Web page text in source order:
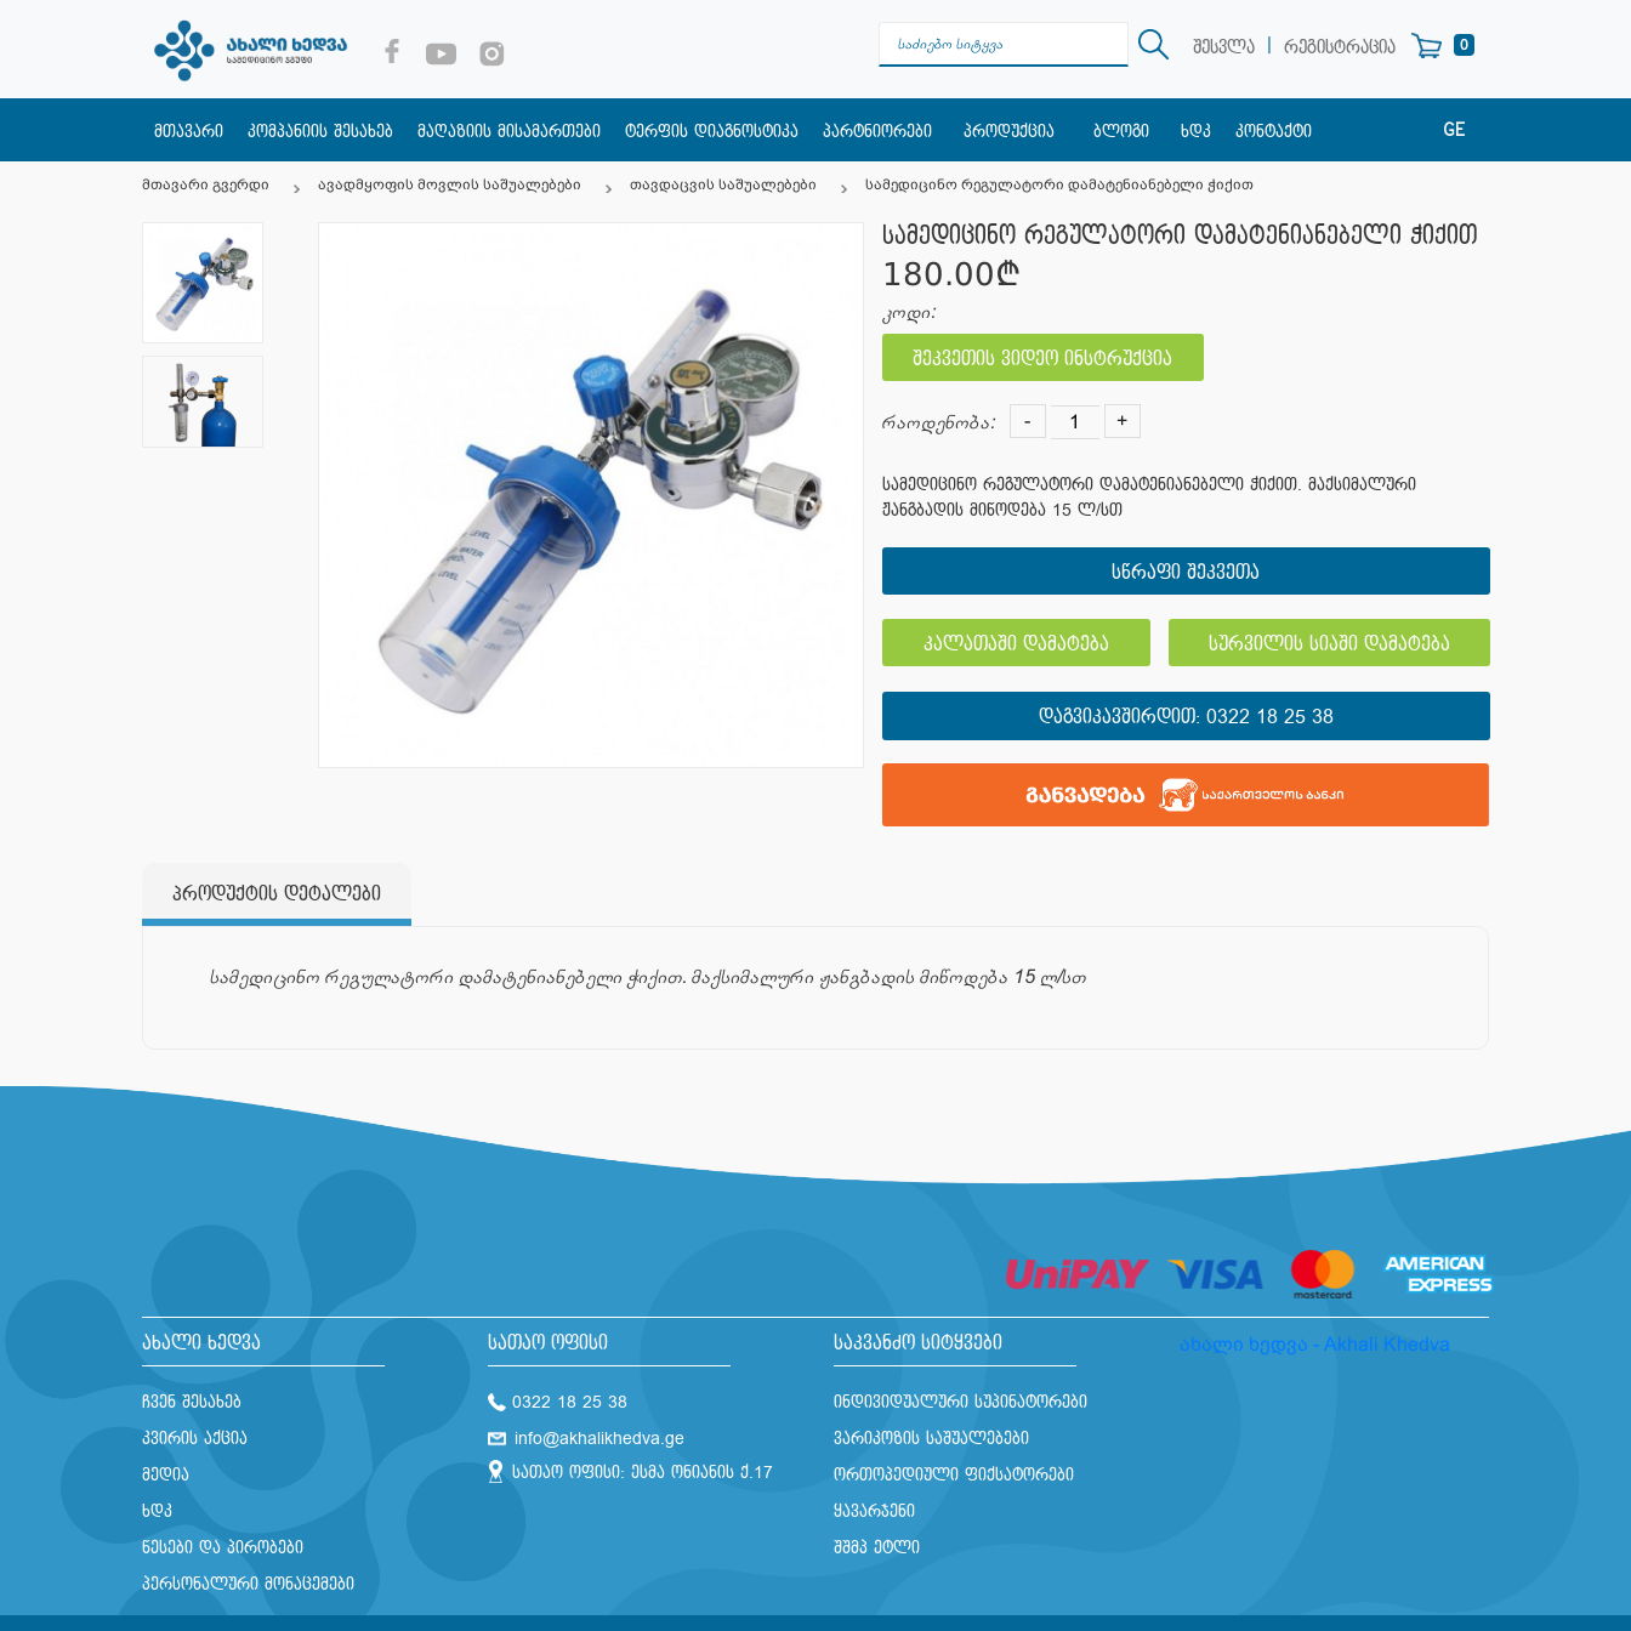
შესვლა | რეგისტრაცია 0
მთავარი კომპანიის შესახებ მაღაზიის მისამართები ტერფის დიაგნოსტიკა პარტნიორები პროდუქცია ბლოგი ხდკ კონტაქტი GE
მთავარი გვერდი ავადმყოფის მოვლის საშუალებები თავდაცვის საშუალებები სამედიცინო რეგულატორი დამატენიანებელი ჭიქით
სამედიცინო რეგულატორი დამატენიანებელი ჭიქით
180.00¢
კოდი:
შეკვეთის ვიდეო ინსტრუქცია
რაოდენობა: - +
სამედიცინო რეგულატორი დამატენიანებელი ჭიქით. მაქსიმალური
ჟანგბადის მიწოდება 15 ლ/სთ
სწრაფი შეკვეთა
კალათაში დამატება სურვილის სიაში დამატება
ᲓᲐᲒᲕᲘᲙᲐᲕᲨᲘᲠᲓᲘᲗ: 0322 18 25 38
პროდუქტის დეტალები
სამედიცინო რეგულატორი დამატენიანებელი ჭიქით. მაქსიმალური ჟანგბადის მიწოდება 15 ლ/სთ
ახალი ხედვა
ჩვენ შესახებ
კვირის აქცია
მედია
ხდკ
წესები და პირობები
პერსონალური მონაცემები
სათაო ოფისი
0322 18 25 38
info@akhalikhedva.ge
სათაო ოფისი: ესმა ონიანის ქ.17
საკვანძო სიტყვები
ინდივიდუალური სუპინატორები
ვარიკოზის საშუალებები
ორთოპედიული ფიქსატორები
ყავარჯენი
შშმპ ეტლი
ახალი ხედვა - Akhali Khedva